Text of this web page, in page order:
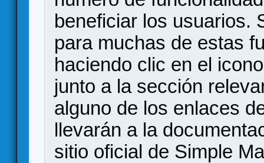
beneficiar los usuarios.
para muchas de estas
haciendo clic en el
junto a la sección
alguno de los enlaces
llevarán a la
sitio oficial de Simple